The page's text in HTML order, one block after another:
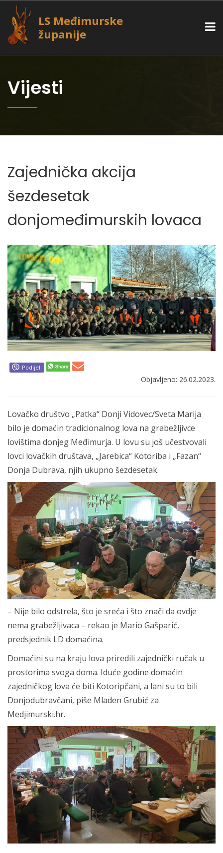
LS Međimurske
županije
Vijesti
Zajednička akcija
šezdesetak
donjomeđimurskih lovaca
Podijeli
Objavljeno: 26.02.2023.
Lovačko društvo „Patka“ Donji Vidovec/Sveta Marija
bilo je domaćin tradicionalnog lova na grabežljivce
lovištima donjeg Međimurja. U lovu su još učestvovali
lovci lovačkih društava, „Jarebica“ Kotoriba i „Fazan“
Donja Dubrava, njih ukupno šezdesetak.
– Nije bilo odstrela, što je sreća i što znači da ovdje
nema grabežljivaca – rekao je Mario Gašparić,
predsjednik LD domaćina.
Domaćini su na kraju lova priredili zajednički ručak u
prostorima svoga doma. Iduće godine domaćin
zajedničkog lova će biti Kotoripčani, a lani su to bili
Donjodubravčani, piše Mladen Grubić za
Medjimurski.hr.